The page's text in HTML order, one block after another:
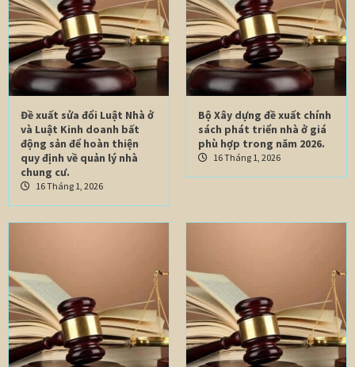
Đề xuất sửa đổi Luật Nhà ở
và Luật Kinh doanh bất
động sản để hoàn thiện
quy định về quản lý nhà
chung cư.
16 Tháng 1, 2026
Bộ Xây dựng đề xuất chính
sách phát triển nhà ở giá
phù hợp trong năm 2026.
16 Tháng 1, 2026